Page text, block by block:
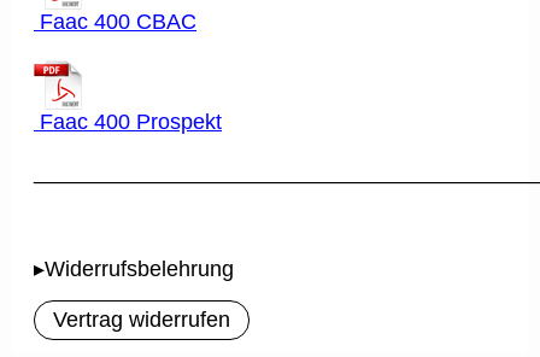
Faac 400 CBAC
Faac 400 Prospekt
▸Widerrufsbelehrung
Vertrag widerrufen